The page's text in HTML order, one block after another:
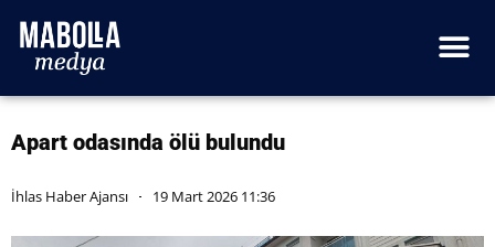
Apart odasında ölü bulundu
İhlas Haber Ajansı 19 Mart 2026 11:36